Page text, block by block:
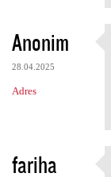
Anonim
28.04.2025
Adres
fariha